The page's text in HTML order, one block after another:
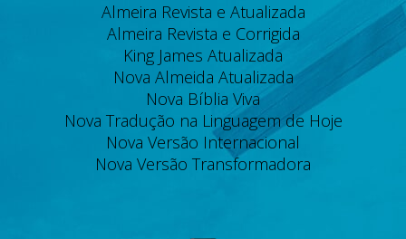
Almeira Revista e Atualizada
Almeira Revista e Corrigida
King James Atualizada
Nova Almeida Atualizada
Nova Bíblia Viva
Nova Tradução na Linguagem de Hoje
Nova Versão Internacional
Nova Versão Transformadora